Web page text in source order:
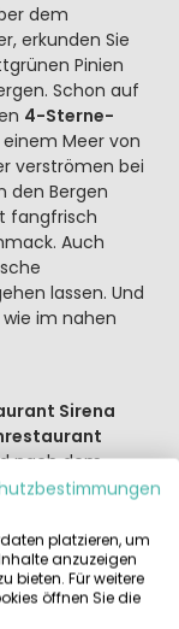
dem
erkunden Sie
Pinien
Schon auf
4-Sterne-
Meer von
verströmen bei
den Bergen
fangfrisch
Auch
lassen. Und
im nahen
Sirena
nach dem
genießen Sie
der Bar
kochen und zu
mit
platzieren, um
anzuzeigen
bieten. Für weitere
öffnen Sie die